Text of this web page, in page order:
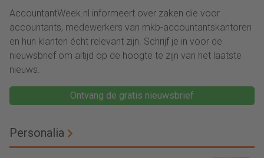
AccountantWeek.nl informeert over zaken die voor
accountants, medewerkers van mkb-accountantskantoren
en hun klanten écht relevant zijn. Schrijf je in voor de
nieuwsbrief om altijd op de hoogte te zijn van het laatste
nieuws.
Ontvang de gratis nieuwsbrief
Personalia